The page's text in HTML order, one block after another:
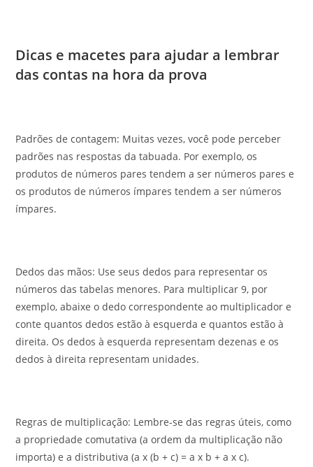
Dicas e macetes para ajudar a lembrar
das contas na hora da prova
Padrões de contagem: Muitas vezes, você pode perceber
padrões nas respostas da tabuada. Por exemplo, os
produtos de números pares tendem a ser números pares e
os produtos de números ímpares tendem a ser números
ímpares.
Dedos das mãos: Use seus dedos para representar os
números das tabelas menores. Para multiplicar 9, por
exemplo, abaixe o dedo correspondente ao multiplicador e
conte quantos dedos estão à esquerda e quantos estão à
direita. Os dedos à esquerda representam dezenas e os
dedos à direita representam unidades.
Regras de multiplicação: Lembre-se das regras úteis, como
a propriedade comutativa (a ordem da multiplicação não
importa) e a distributiva (a x (b + c) = a x b + a x c).